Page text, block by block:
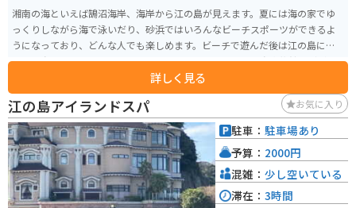
湘南の海といえば鵠沼海岸、海岸から江の島が見えます。夏には海の家でゆ
っくりしながら海で泳いだり、砂浜ではいろんなビーチスポーツができるよ
うになっており、どんな人でも楽しめます。ビーチで遊んだ後は江の島にあ
る江の島アイランドスパでお風呂に入ったり、近くに江の島水族館などがあ
るため楽しめるところが沢山あります。
詳しく見る
江の島アイランドスパ お気に入り
駐車： 駐車場あり
予算： 2000円
混雑： 少し空いている
滞在： 3時間